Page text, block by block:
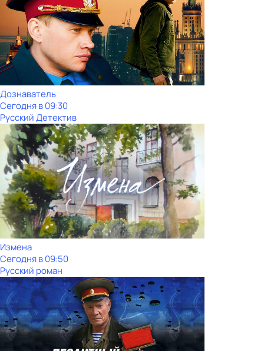
Дознаватель
Сегодня в 09:30
Русский Детектив
Измена
Сегодня в 09:50
Русский роман